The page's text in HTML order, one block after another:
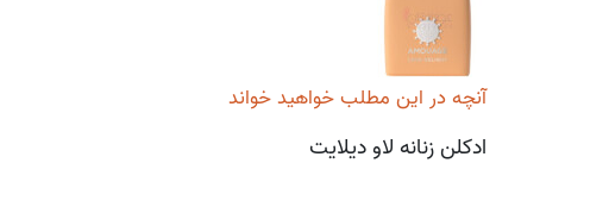
آنچه در این مطلب خواهید خواند
ادکلن زنانه لاو دیلایت